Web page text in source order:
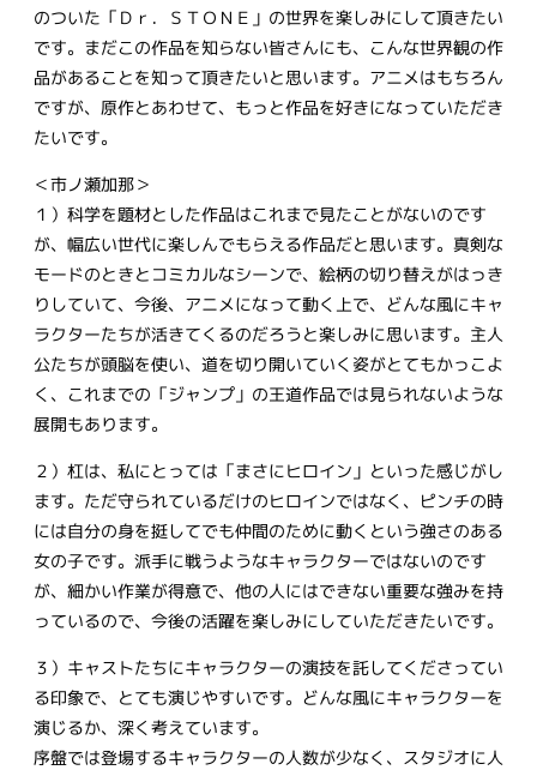
のついた「Ｄｒ．ＳＴＯＮＥ」の世界を楽しみにして頂きたい
です。まだこの作品を知らない皆さんにも、こんな世界観の作
品があることを知って頂きたいと思います。アニメはもちろん
ですが、原作とあわせて、もっと作品を好きになっていただき
たいです。
＜市ノ瀬加那＞
１）科学を題材とした作品はこれまで見たことがないのです
が、幅広い世代に楽しんでもらえる作品だと思います。真剣な
モードのときとコミカルなシーンで、絵柄の切り替えがはっき
りしていて、今後、アニメになって動く上で、どんな風にキャ
ラクターたちが活きてくるのだろうと楽しみに思います。主人
公たちが頭脳を使い、道を切り開いていく姿がとてもかっこよ
く、これまでの「ジャンプ」の王道作品では見られないような
展開もあります。
２）杠は、私にとっては「まさにヒロイン」といった感じがし
ます。ただ守られているだけのヒロインではなく、ピンチの時
には自分の身を挺してでも仲間のために動くという強さのある
女の子です。派手に戦うようなキャラクターではないのです
が、細かい作業が得意で、他の人にはできない重要な強みを持
っているので、今後の活躍を楽しみにしていただきたいです。
３）キャストたちにキャラクターの演技を託してくださってい
る印象で、とても演じやすいです。どんな風にキャラクターを
演じるか、深く考えています。
序盤では登場するキャラクターの人数が少なく、スタジオに人